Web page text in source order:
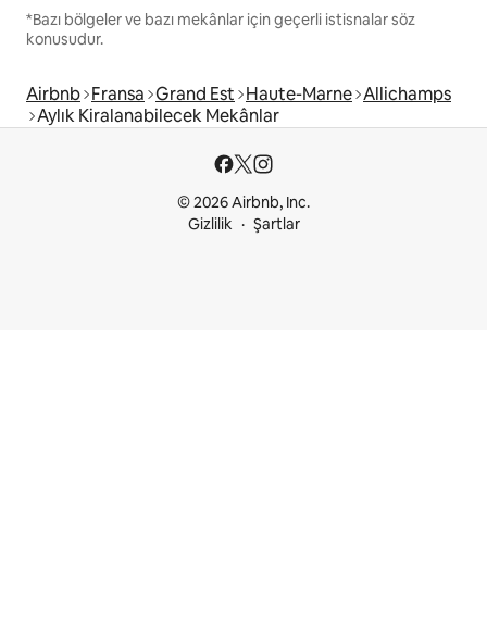
*Bazı bölgeler ve bazı mekânlar için geçerli istisnalar söz
konusudur.
Airbnb Fransa Grand Est Haute-Marne Allichamps
Aylık Kiralanabilecek Mekânlar
© 2026 Airbnb, Inc.
Gizlilik
Şartlar